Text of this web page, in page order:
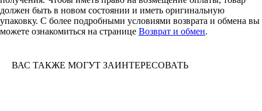
должен быть в новом состоянии и иметь оригинальную
упаковку. С более подробными условиями возврата и обмена вы
можете ознакомиться на странице Возврат и обмен.
ВАС ТАКЖЕ МОГУТ ЗАИНТЕРЕСОВАТЬ